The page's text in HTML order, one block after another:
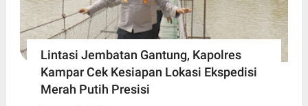
Lintasi Jembatan Gantung, Kapolres
Kampar Cek Kesiapan Lokasi Ekspedisi
Merah Putih Presisi